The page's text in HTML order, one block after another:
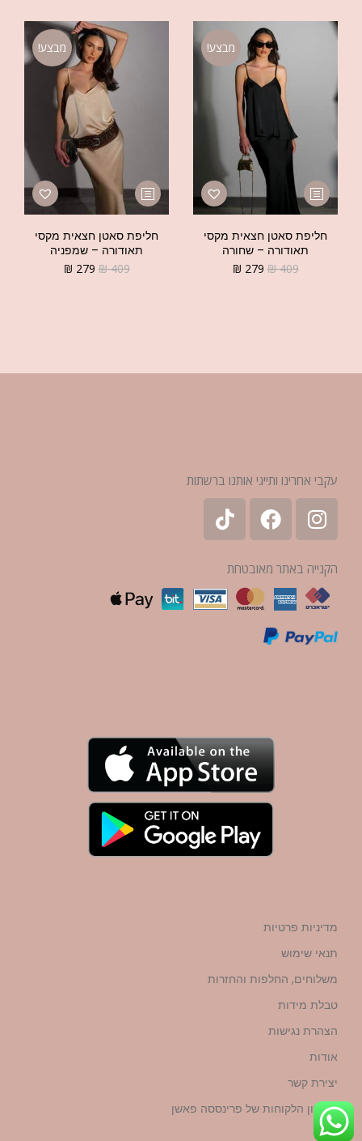
מבצע!
חליפת סאטן חצאית מקסי
תאודורה – שחורה
₪409
₪ 279
מבצע!
חליפת סאטן חצאית מקסי
תאודורה – שמפניה
₪409
₪ 279
עקבי אחרינו ותייגי אותנו ברשתות
הקנייה באתר מאובטחת
מדיניות פרטיות
תנאי שימוש
משלוחים, החלפות והחזרות
טבלת מידות
הצהרת נגישות
אודות
יצירת קשר
מועדון הלקוחות של פרינססה פאשן